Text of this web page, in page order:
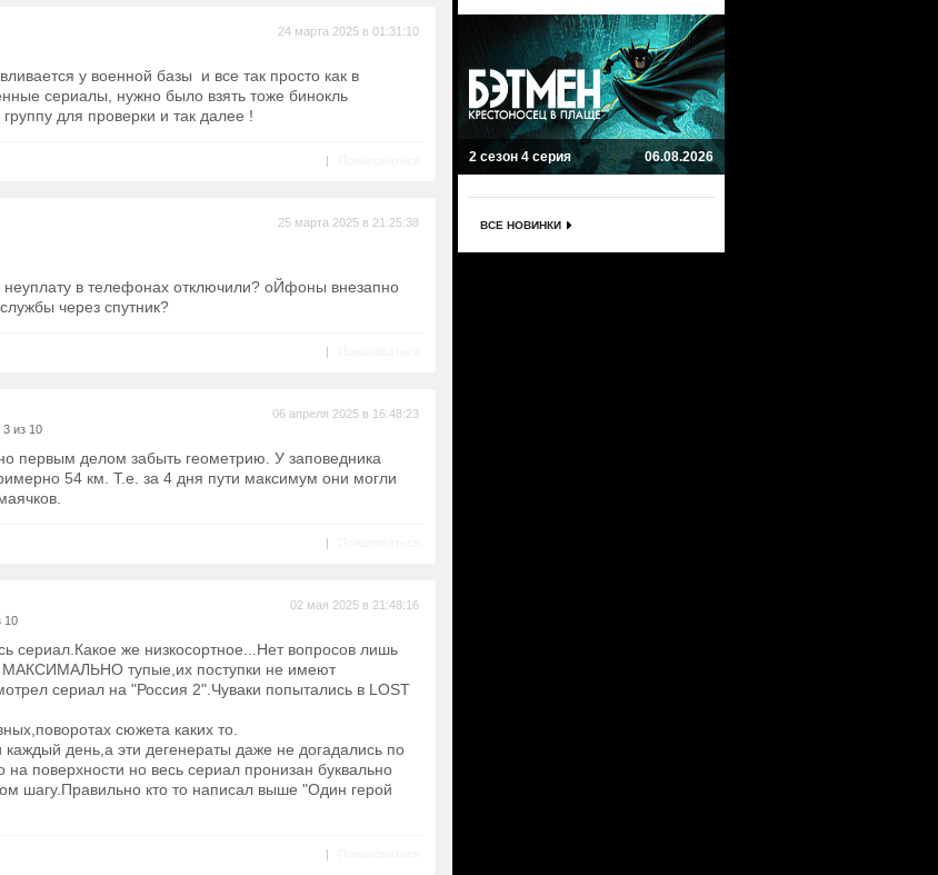
24 марта 2025 в 01:31:10
у военной базы и все так просто как в
сериалы, нужно было взять тоже бинокль
для проверки и так далее !
|
25 марта 2025 в 21:25:38
в телефонах отключили? оЙфоны внезапно
через спутник?
|
из 10
06 апреля 2025 в 16:48:23
первым делом забыть геометрию. У заповедника
54 км. Т.е. за 4 дня пути максимум они могли
|
10
02 мая 2025 в 21:48:16
сериал.Какое же низкосортное...Нет вопросов лишь
МАКСИМАЛЬНО тупые,их поступки не имеют
сериал на "Россия 2".Чуваки попытались в LOST
сюжета каких то.
день,а эти дегенераты даже не догадались по
поверхности но весь сериал пронизан буквально
шагу.Правильно кто то написал выше "Один герой
|
2 сезон 4 серия 06.08.2026
ВСЕ НОВИНКИ